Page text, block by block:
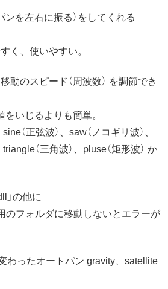
ンを左右に振る）をしてくれる
く、使いやすい。
動のスピード（周波数） を調節でき
いじるよりも簡単。
（正弦波）、saw（ノコギリ波）、
（三角波）、pluse（矩形波） か
」の他に
のフォルダに移動しないとエラーが
わったオートパン gravity、satellite